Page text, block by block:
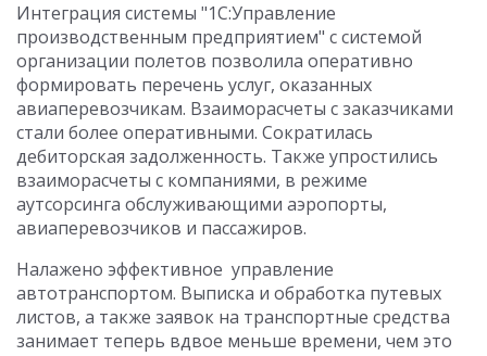
Интеграция системы "1С:Управление
производственным предприятием" с системой
организации полетов позволила оперативно
формировать перечень услуг, оказанных
авиаперевозчикам. Взаиморасчеты с заказчиками
стали более оперативными. Сократилась
дебиторская задолженность. Также упростились
взаиморасчеты с компаниями, в режиме
аутсорсинга обслуживающими аэропорты,
авиаперевозчиков и пассажиров.
Налажено эффективное управление
автотранспортом. Выписка и обработка путевых
листов, а также заявок на транспортные средства
занимает теперь вдвое меньше времени, чем это